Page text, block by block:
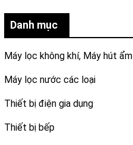
Danh mục
Máy lọc không khí, Máy hút ẩm
Máy lọc nước các loại
Thiết bị điện gia dụng
Thiết bị bếp